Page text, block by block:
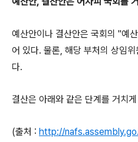
예산안이나 결산안은 국회의 "예
어 있다. 물론, 해당 부처의 상임
다.
결산은 아래와 같은 단계를 거치
(출처 : http://